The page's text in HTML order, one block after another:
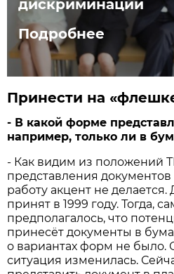
дискриминации
Подробнее
Принести на
- В какой форме
например, только ли в
- Как видим из положений
представления
работу акцент не
принят в 1999 году. Тогда,
предполагалось, что
принесёт документы в
о вариантах форм не было.
ситуация изменилась.